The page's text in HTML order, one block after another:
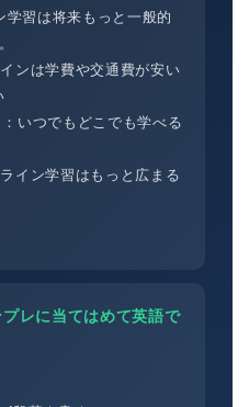
学習は将来もっと一般的
インは学費や交通費が安い
：いつでもどこでも学べる
イン学習はもっと広まる
レに当てはめて英語で